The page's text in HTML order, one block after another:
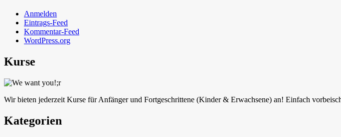
Anmelden
Eintrags-Feed
Kommentar-Feed
WordPress.org
Kurse
Wir bieten jederzeit Kurse für Anfänger und Fortgeschrittene (Kinder & Erwachsene) an! Einfach
Kategorien